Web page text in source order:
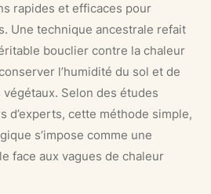
rapides et efficaces pour
Une technique ancestrale refait
bouclier contre la chaleur
l’humidité du sol et de
Selon des études
d’experts, cette méthode simple,
s’impose comme une
face aux vagues de chaleur